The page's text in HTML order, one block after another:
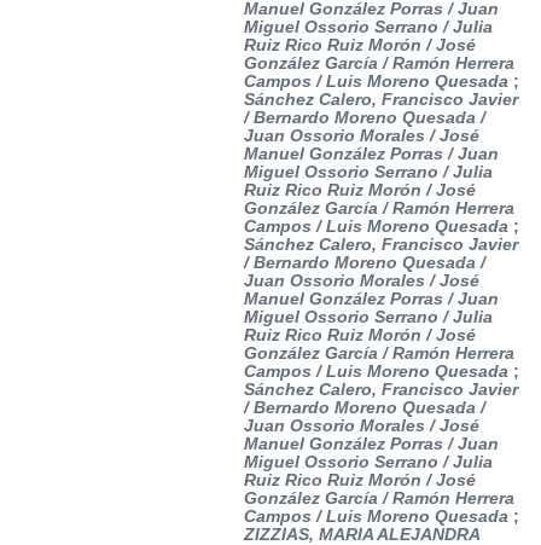
Manuel González Porras / Juan
Miguel Ossorio Serrano / Julia
Ruiz Rico Ruiz Morón / José
González García / Ramón Herrera
Campos / Luis Moreno Quesada ;
Sánchez Calero, Francisco Javier
/ Bernardo Moreno Quesada /
Juan Ossorio Morales / José
Manuel González Porras / Juan
Miguel Ossorio Serrano / Julia
Ruiz Rico Ruiz Morón / José
González García / Ramón Herrera
Campos / Luis Moreno Quesada ;
Sánchez Calero, Francisco Javier
/ Bernardo Moreno Quesada /
Juan Ossorio Morales / José
Manuel González Porras / Juan
Miguel Ossorio Serrano / Julia
Ruiz Rico Ruiz Morón / José
González García / Ramón Herrera
Campos / Luis Moreno Quesada ;
Sánchez Calero, Francisco Javier
/ Bernardo Moreno Quesada /
Juan Ossorio Morales / José
Manuel González Porras / Juan
Miguel Ossorio Serrano / Julia
Ruiz Rico Ruiz Morón / José
González García / Ramón Herrera
Campos / Luis Moreno Quesada ;
ZIZZIAS, MARIA ALEJANDRA